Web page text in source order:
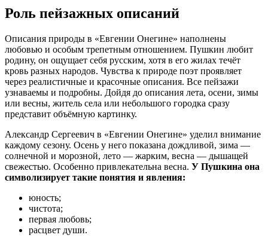
Роль пейзажных описаний
Описания природы в «Евгении Онегине» наполнены
любовью и особым трепетным отношением. Пушкин любит
родину, он ощущает себя русским, хотя в его жилах течёт
кровь разных народов. Чувства к природе поэт проявляет
через реалистичные и красочные описания. Все пейзажи
узнаваемы и подробны. Дойдя до описания лета, осени, зимы
или весны, житель села или небольшого городка сразу
представит объёмную картинку.
Александр Сергеевич в «Евгении Онегине» уделил внимание
каждому сезону. Осень у него показана дождливой, зима —
солнечной и морозной, лето — жарким, весна — дышащей
свежестью. Особенно привлекательна весна. У Пушкина она
символизирует такие понятия и явления:
юность;
чистота;
первая любовь;
расцвет души.